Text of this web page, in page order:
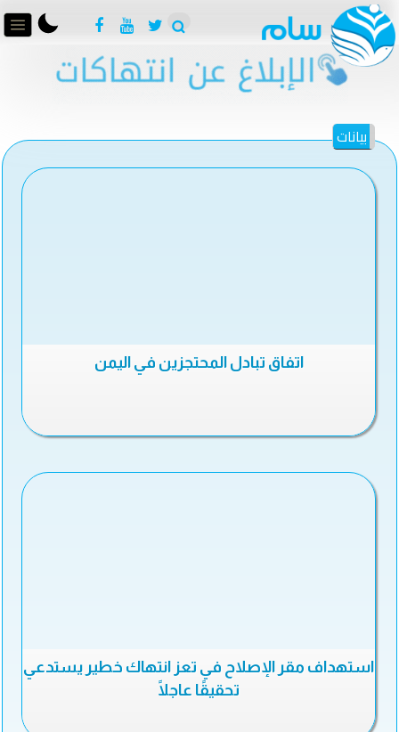
بيانات
اتفاق تبادل المحتجزين في اليمن
استهداف مقر الإصلاح في تعز انتهاك خطير يستدعي
تحقيقًا عاجلًا